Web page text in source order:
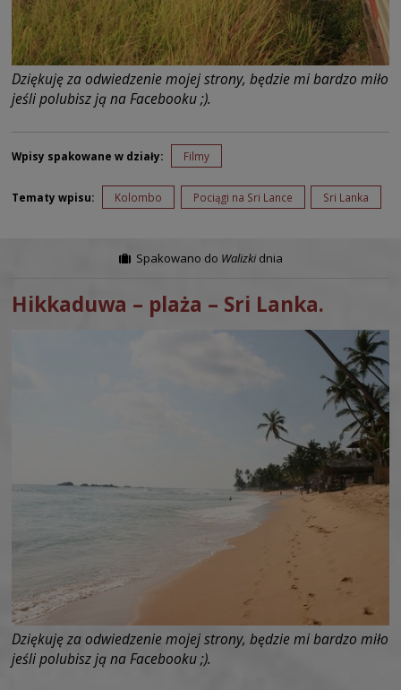
Dziękuję za odwiedzenie mojej strony, będzie mi bardzo miło
jeśli polubisz ją na Facebooku ;).
Wpisy spakowane w działy: Filmy
Tematy wpisu: Kolombo Pociągi na Sri Lance Sri Lanka
Spakowano do Walizkidnia
Hikkaduwa – plaża – Sri Lanka.
Dziękuję za odwiedzenie mojej strony, będzie mi bardzo miło
jeśli polubisz ją na Facebooku ;).